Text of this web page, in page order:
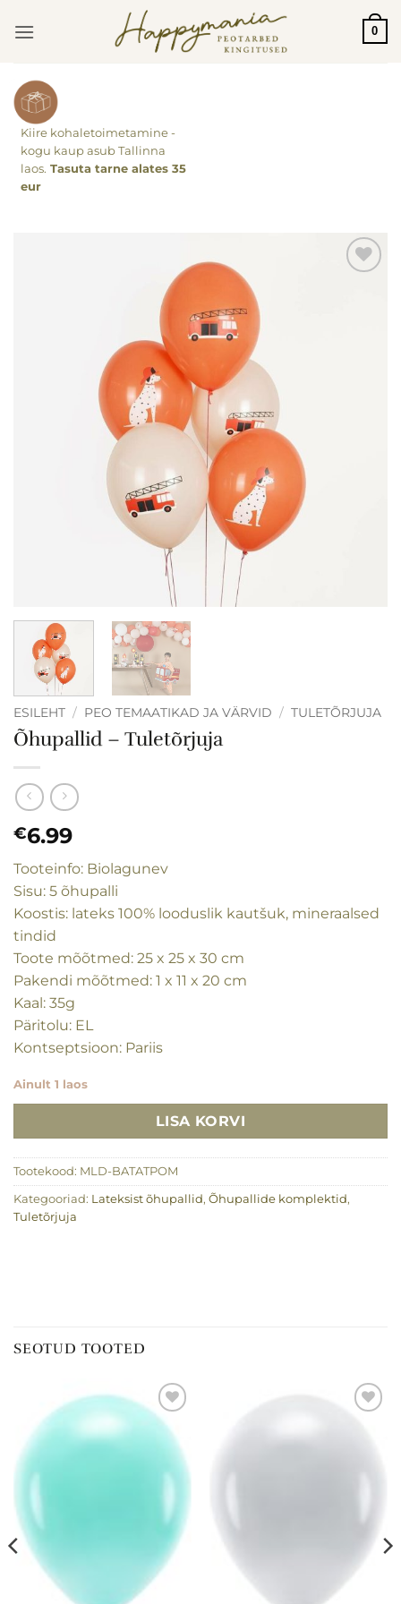
0
Kiire kohaletoimetamine -
kogu kaup asub Tallinna
laos. Tasuta tarne alates 35
eur
ESILEHT / PEO TEMAATIKAD JA VÄRVID / TULETÕRJUJA
Õhupallid – Tuletõrjuja
€6.99
Tooteinfo: Biolagunev
Sisu: 5 õhupalli
Koostis: lateks 100% looduslik kautšuk, mineraalsed
tindid
Toote mõõtmed: 25 x 25 x 30 cm
Pakendi mõõtmed: 1 x 11 x 20 cm
Kaal: 35g
Päritolu: EL
Kontseptsioon: Pariis
Ainult 1 laos
LISA KORVI
Tootekood: MLD-BATATPOM
Kategooriad: Lateksist õhupallid, Õhupallide komplektid,
Tuletõrjuja
SEOTUD TOOTED